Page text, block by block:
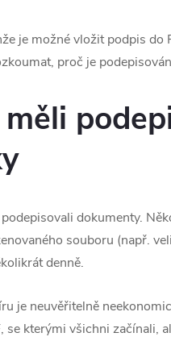
je možné vložit podpis
proč je
dokumenty.
souboru (např.
denně.
je neuvěřitelně
se kterými všichni začínali,